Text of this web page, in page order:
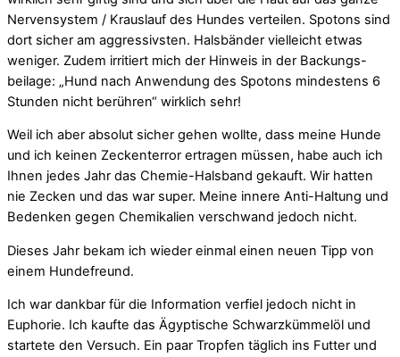
Nervensystem / Krauslauf des Hundes verteilen. Spotons sind
dort sicher am aggressivsten. Halsbänder vielleicht etwas
weniger. Zudem irritiert mich der Hinweis in der Backungs-
beilage: „Hund nach Anwendung des Spotons mindestens 6
Stunden nicht berühren“ wirklich sehr!
Weil ich aber absolut sicher gehen wollte, dass meine Hunde
und ich keinen Zeckenterror ertragen müssen, habe auch ich
Ihnen jedes Jahr das Chemie-Halsband gekauft. Wir hatten
nie Zecken und das war super. Meine innere Anti-Haltung und
Bedenken gegen Chemikalien verschwand jedoch nicht.
Dieses Jahr bekam ich wieder einmal einen neuen Tipp von
einem Hundefreund.
Ich war dankbar für die Information verfiel jedoch nicht in
Euphorie. Ich kaufte das Ägyptische Schwarzkümmelöl und
startete den Versuch. Ein paar Tropfen täglich ins Futter und